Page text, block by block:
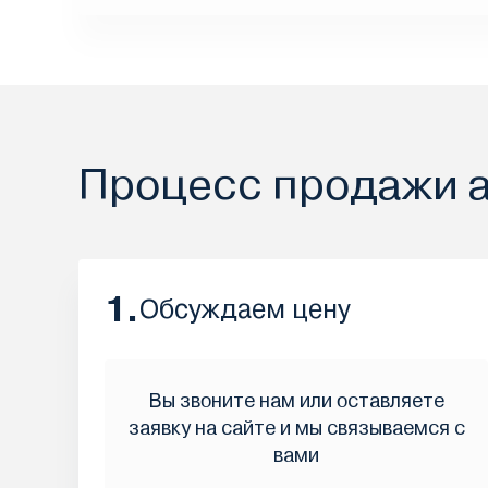
Процесс продажи
1.Обсуждаем цену
Вы звоните нам или оставляете
заявку на сайте и мы связываемся с
вами